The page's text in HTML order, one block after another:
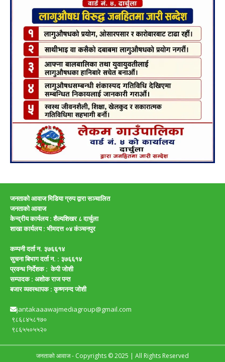
जनताको आवाज मिडिया ग्रुप द्वारा सञ्चालित
जनताको आवाज
केन्द्रीय कार्यलय : शैल्यशिखर ८ दार्चुला
शाखा कार्यलय : भीमदत्त ०४ कंञ्चनपुर
कम्पनी दर्ता न. ३७६६१४
सुचना बिभाग दर्ता न. : ३७६६१४
प्रवन्ध निर्देशक : केपी जाेशी
सम्पादक : अशाेक राज पन्त
बजार व्यवस्थापक : कृष्णनन्द जाेशी
jantakaaawajmediagroup@gmail.com
९८६८४५८१७०
९८६५५०५५२०
जनताको आवाज - Copyrights © 2025 | All Rights Reserved